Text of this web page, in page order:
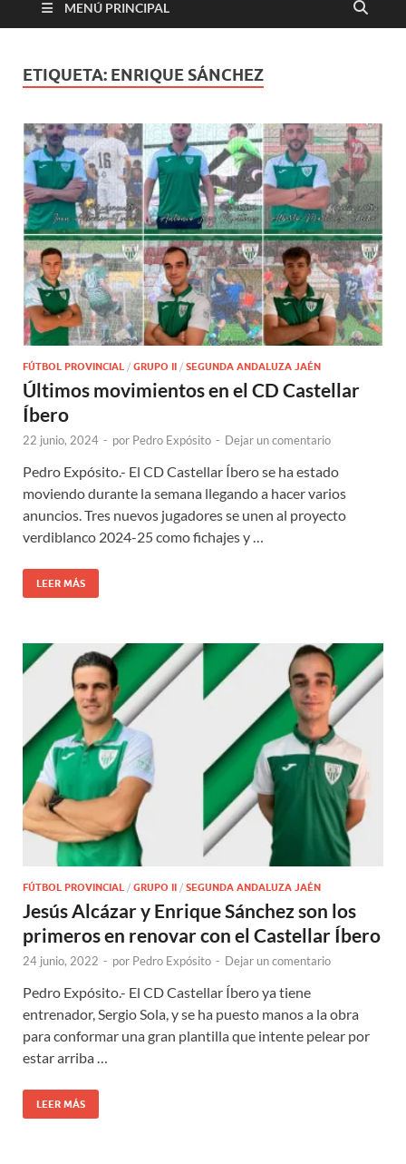
MENÚ PRINCIPAL
ETIQUETA: ENRIQUE SÁNCHEZ
FÚTBOL PROVINCIAL / GRUPO II / SEGUNDA ANDALUZA JAÉN
Últimos movimientos en el CD Castellar
Íbero
22 junio, 2024 - por Pedro Expósito - Dejar un comentario
Pedro Expósito.- El CD Castellar Íbero se ha estado
moviendo durante la semana llegando a hacer varios
anuncios. Tres nuevos jugadores se unen al proyecto
verdiblanco 2024-25 como fichajes y …
LEER MÁS
FÚTBOL PROVINCIAL / GRUPO II / SEGUNDA ANDALUZA JAÉN
Jesús Alcázar y Enrique Sánchez son los
primeros en renovar con el Castellar Íbero
24 junio, 2022 - por Pedro Expósito - Dejar un comentario
Pedro Expósito.- El CD Castellar Íbero ya tiene
entrenador, Sergio Sola, y se ha puesto manos a la obra
para conformar una gran plantilla que intente pelear por
estar arriba …
LEER MÁS